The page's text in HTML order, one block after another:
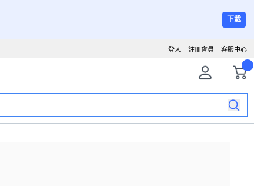
下載
客服中心
註冊會員
登入